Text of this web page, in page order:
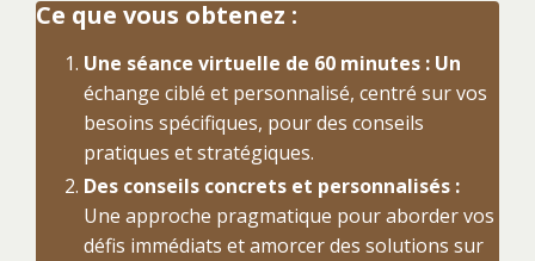
Ce que vous obtenez :
Une séance virtuelle de 60 minutes : Un
échange ciblé et personnalisé, centré sur vos
besoins spécifiques, pour des conseils
pratiques et stratégiques.
Des conseils concrets et personnalisés :
Une approche pragmatique pour aborder vos
défis immédiats et amorcer des solutions sur